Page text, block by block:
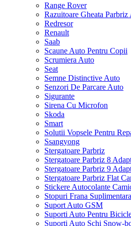
Range Rover
Razuitoare Gheata Parbriz
Redresor
Renault
Saab
Scaune Auto Pentru Copii
Scrumiera Auto
Seat
Semne Distinctive Auto
Senzori De Parcare Auto
Sigurante
Sirena Cu Microfon
Skoda
Smart
Solutii Vopsele Pentru
Ssangyong
Stergatoare Parbriz
Stergatoare Parbriz 8
Stergatoare Parbriz 9
Stergatoare Parbriz Flat
Stickere Autocolante
Stopuri Frana Suplimentara
Suport Auto GSM
Suporti Auto Pentru
Suporti Auto Schi Snow-